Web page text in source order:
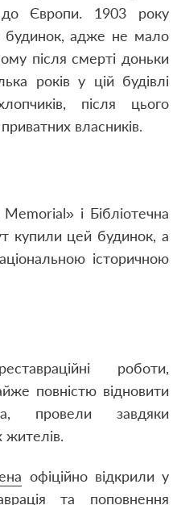
до Європи. 1903 року
будинок, адже не мало
після смерті доньки
років у цій будівлі
після цього
власників.
і Бібліотечна
купили цей будинок, а
історичною
роботи,
повністю відновити
провели завдяки
жителів.
офіційно відкрили у
та поповнення